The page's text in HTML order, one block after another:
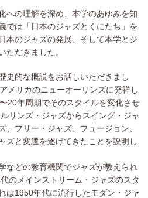
への理解を深め、本学のあゆみを知
では「日本のジャズとくにたち」を
本のジャズの発展、そして本学とジ
ただきました。
史的な概説をお話しいただきまし
メリカのニューオーリンズに発祥し
20年周期でそのスタイルを変化させ
リンズ・ジャズからスイング・ジャ
、フリー・ジャズ、フュージョン、
ズと変遷を遂げてきたことを説明し
などの教育機関でジャズが教えられ
のメインストリーム・ジャズのスタ
は1950年代に流行したモダン・ジャ